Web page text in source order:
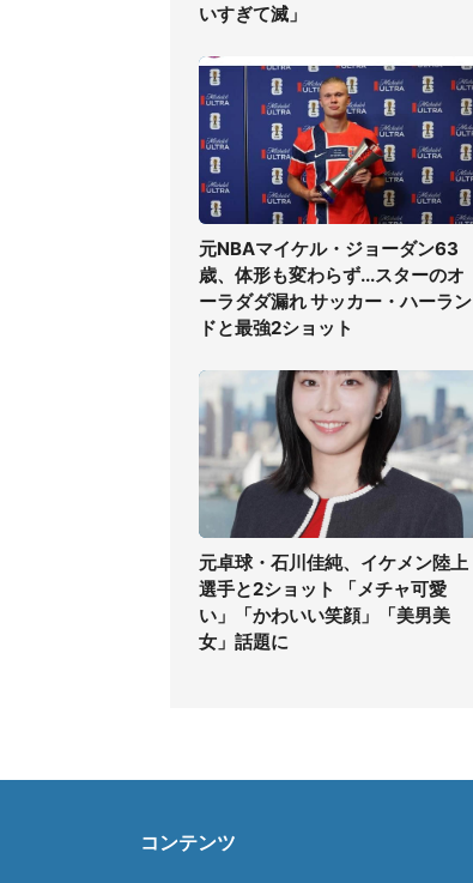
いすぎて滅」
元NBAマイケル・ジョーダン63
歳、体形も変わらず...スターのオ
ーラダダ漏れ サッカー・ハーラン
ドと最強2ショット
元卓球・石川佳純、イケメン陸上
選手と2ショット 「メチャ可愛
い」「かわいい笑顔」「美男美
女」話題に
コンテンツ